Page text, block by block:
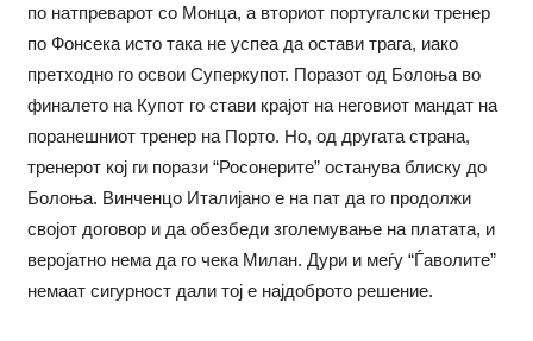
Суперлига на ФИФА?
по натпреварот со Монца, а вториот португалски тренер
по Фонсека исто така не успеа да остави трага, иако
претходно го освои Суперкупот. Поразот од Болоња во
финалето на Купот го стави крајот на неговиот мандат на
поранешниот тренер на Порто. Но, од другата страна,
тренерот кој ги порази “Росонерите” останува блиску до
Болоња. Винченцо Италијано е на пат да го продолжи
својот договор и да обезбеди зголемување на платата, и
веројатно нема да го чека Милан. Дури и меѓу “Ѓаволите”
немаат сигурност дали тој е најдоброто решение.